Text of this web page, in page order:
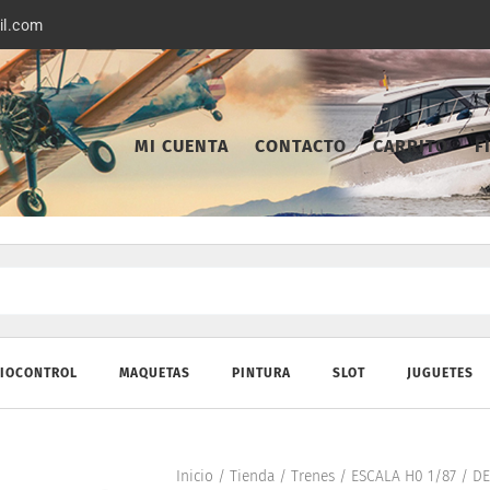
MI CUENTA CONTACTO CARRITO
MAQUETAS PINTURA SLOT JUGUETES
Inicio / Tienda/ Trenes/ ESCALA H0 1/87/